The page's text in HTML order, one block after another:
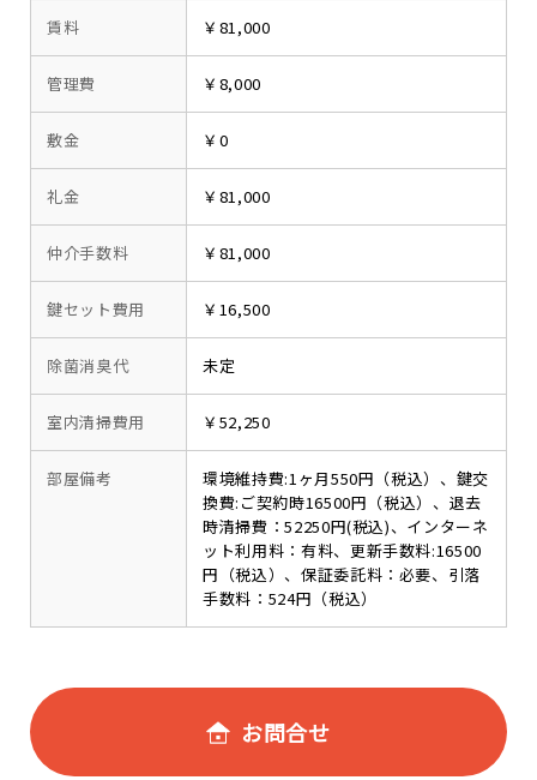
賃料 ￥81,000
管理費 ￥8,000
敷金 ￥0
礼金 ￥81,000
仲介手数料 ￥81,000
鍵セット費用 ￥16,500
除菌消臭代 未定
室内清掃費用 ￥52,250
部屋備考
環境維持費:1ヶ月550円（税込）、鍵交
換費:ご契約時16500円（税込）、退去
時清掃費：52250円(税込)、インターネ
ット利用料：有料、更新手数料:16500
円（税込）、保証委託料：必要、引落
手数料：524円（税込）
お問合せ